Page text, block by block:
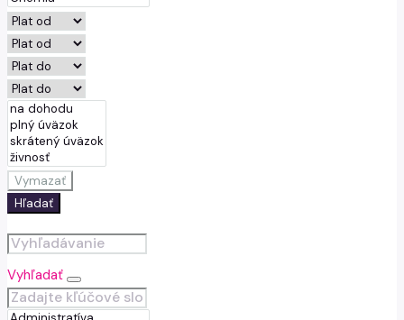
Vymazať
Hľadať
Vyhľadať